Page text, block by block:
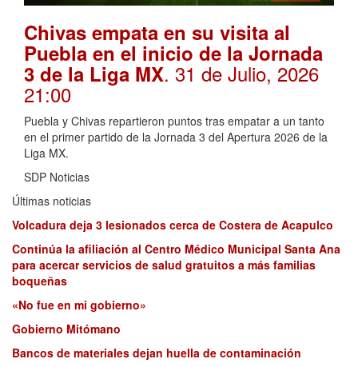
Chivas empata en su visita al
Puebla en el inicio de la Jornada
3 de la Liga MX. 31 de Julio, 2026
21:00
Puebla y Chivas repartieron puntos tras empatar a un tanto
en el primer partido de la Jornada 3 del Apertura 2026 de la
Liga MX.
SDP Noticias
Últimas noticias
Volcadura deja 3 lesionados cerca de Costera de Acapulco
Continúa la afiliación al Centro Médico Municipal Santa Ana
para acercar servicios de salud gratuitos a más familias
boqueñas
«No fue en mi gobierno»
Gobierno Mitómano
Bancos de materiales dejan huella de contaminación